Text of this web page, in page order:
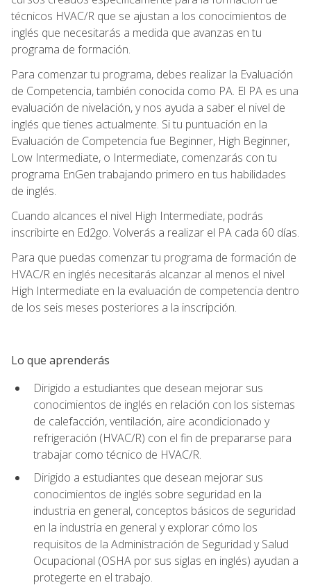
técnicos HVAC/R que se ajustan a los conocimientos de
inglés que necesitarás a medida que avanzas en tu
programa de formación.
Para comenzar tu programa, debes realizar la Evaluación
de Competencia, también conocida como PA. El PA es una
evaluación de nivelación, y nos ayuda a saber el nivel de
inglés que tienes actualmente. Si tu puntuación en la
Evaluación de Competencia fue Beginner, High Beginner,
Low Intermediate, o Intermediate, comenzarás con tu
programa EnGen trabajando primero en tus habilidades
de inglés.
Cuando alcances el nivel High Intermediate, podrás
inscribirte en Ed2go. Volverás a realizar el PA cada 60 días.
Para que puedas comenzar tu programa de formación de
HVAC/R en inglés necesitarás alcanzar al menos el nivel
High Intermediate en la evaluación de competencia dentro
de los seis meses posteriores a la inscripción.
Lo que aprenderás
Dirigido a estudiantes que desean mejorar sus
conocimientos de inglés en relación con los sistemas
de calefacción, ventilación, aire acondicionado y
refrigeración (HVAC/R) con el fin de prepararse para
trabajar como técnico de HVAC/R.
Dirigido a estudiantes que desean mejorar sus
conocimientos de inglés sobre seguridad en la
industria en general, conceptos básicos de seguridad
en la industria en general y explorar cómo los
requisitos de la Administración de Seguridad y Salud
Ocupacional (OSHA por sus siglas en inglés) ayudan a
protegerte en el trabajo.